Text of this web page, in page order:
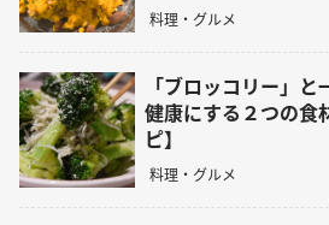
料理・グルメ
「ブロッコリー」
健康にする２つの食
ピ】
料理・グルメ